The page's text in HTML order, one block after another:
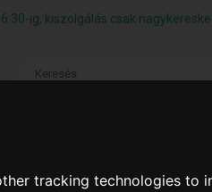
tracking technologies
ig, kiszolgálás csak